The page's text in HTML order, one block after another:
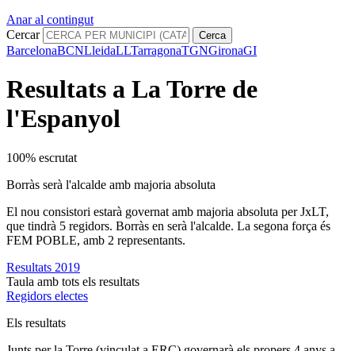
Anar al contingut
Cercar
Cerca
BarcelonaBCNLleidaLLTarragonaTGNGironaGI
Resultats a La Torre de
l'Espanyol
100% escrutat
Borràs serà l'alcalde amb majoria absoluta
El nou consistori estarà governat amb majoria absoluta per JxLT,
que tindrà 5 regidors. Borràs en serà l'alcalde. La segona força és
FEM POBLE, amb 2 representants.
Resultats 2019
Taula amb tots els resultats
Regidors electes
Els resultats